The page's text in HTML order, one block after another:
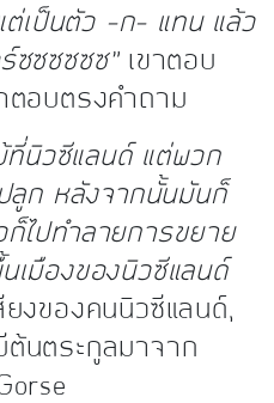
เป็นตัว -ก- แทน แล้ว
ซซซซซซ”เขาตอบ
ตอบตรงคำถาม
นิวซีแลนด์ แต่พวก
ปลูก หลังจากนั้นมันก็
ไปทำลายการขยาย
เมืองของนิวซีแลนด์
ยงของคนนิวซีแลนด์,
นตระกูลมาจาก